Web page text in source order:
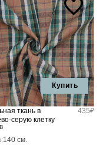
Купить
ткань в
серую клетку
435₽
140 см.